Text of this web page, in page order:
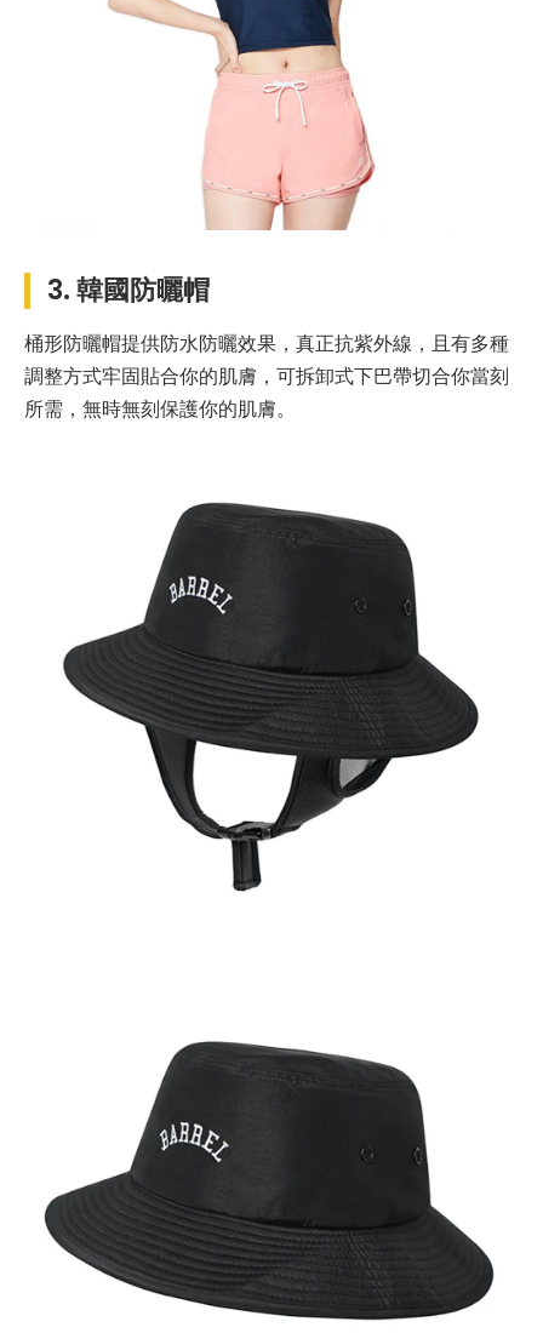
3. 韓國防曬帽
桶形防曬帽提供防水防曬效果，真正抗紫外線，且有多種
調整方式牢固貼合你的肌膚，可拆卸式下巴帶切合你當刻
所需，無時無刻保護你的肌膚。